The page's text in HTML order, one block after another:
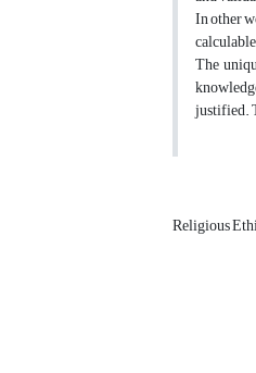
In other
The
justified.
Religious